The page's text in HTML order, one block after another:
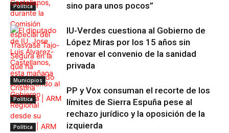
Política
Política
sino para unos pocos”
Política
IU-Verdes cuestiona al Gobierno de
López Miras por los 15 años sin
renovar el convenio de la sanidad
privada
Municipios
PP y Vox consuman el recorte de los
límites de Sierra Espuña pese al
rechazo jurídico y la oposición de la
izquierda